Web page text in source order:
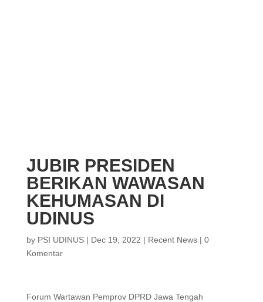
JUBIR PRESIDEN
BERIKAN WAWASAN
KEHUMASAN DI
UDINUS
by PSI UDINUS| Dec 19, 2022 | Recent News| 0
Komentar
Forum Wartawan Pemprov DPRD Jawa Tengah